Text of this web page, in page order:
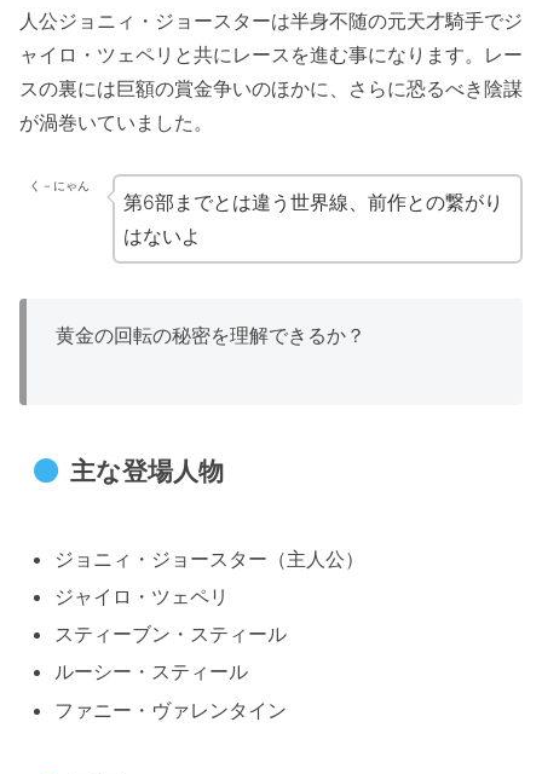
人公ジョニィ・ジョースターは半身不随の元天才騎手でジ
ャイロ・ツェペリと共にレースを進む事になります。レー
スの裏には巨額の賞金争いのほかに、さらに恐るべき陰謀
が渦巻いていました。
く－にゃん
第6部までとは違う世界線、前作との繋がり
はないよ
黄金の回転の秘密を理解できるか？
主な登場人物
ジョニィ・ジョースター（主人公）
ジャイロ・ツェペリ
スティーブン・スティール
ルーシー・スティール
ファニー・ヴァレンタイン